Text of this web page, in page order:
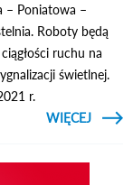
– Poniatowa –
Roboty będą
ruchu na
świetlnej.
r.
CZYTAJ
WIĘCEJ